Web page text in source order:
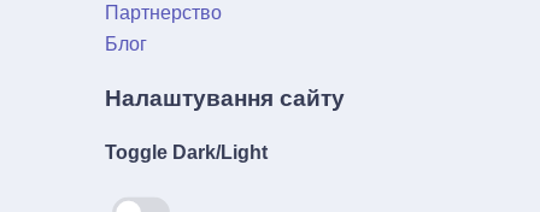
Партнерство
Блог
Налаштування сайту
Toggle Dark/Light